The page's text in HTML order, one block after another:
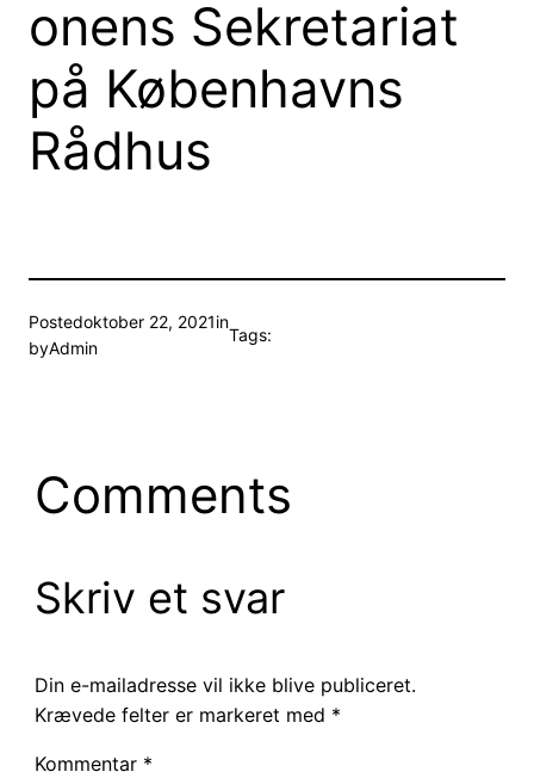
onens Sekretariat
på Københavns
Rådhus
Postedoktober 22, 2021in
byAdmin
Tags:
Comments
Skriv et svar
Din e-mailadresse vil ikke blive publiceret.
Krævede felter er markeret med *
Kommentar *